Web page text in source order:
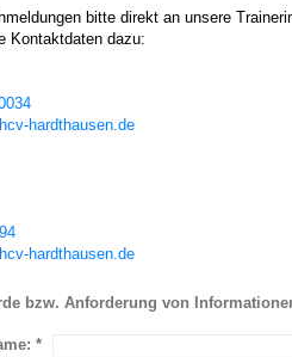
bitte direkt an unsere
Kontaktdaten dazu:
hardthausen.de
hardthausen.de
bzw. Anforderung von
*